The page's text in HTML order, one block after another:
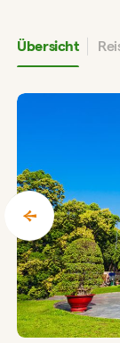
Übersicht